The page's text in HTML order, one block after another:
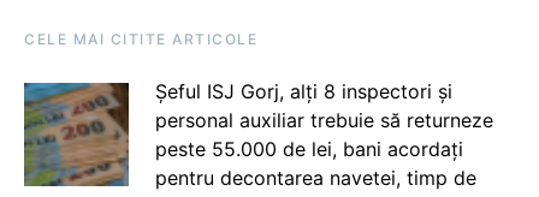
CELE MAI CITITE ARTICOLE
Șeful ISJ Gorj, alți 8 inspectori și
personal auxiliar trebuie să returneze
peste 55.000 de lei, bani acordați
pentru decontarea navetei, timp de